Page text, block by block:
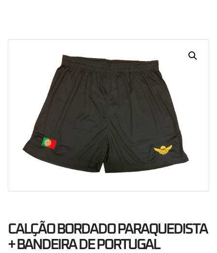
CALÇÃO BORDADO PARAQUEDISTA
+ BANDEIRA DE PORTUGAL